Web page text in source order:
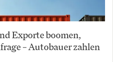
Exporte boomen,
– Autobauer zahlen